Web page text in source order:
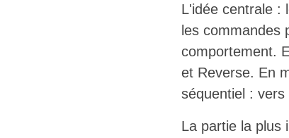
L'idée centrale :
les commandes
comportement.
et Reverse. En
séquentiel :
La partie la plus